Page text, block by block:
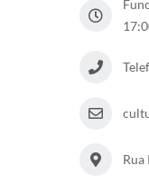
Rua